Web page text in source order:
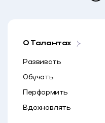
О Талантах
Развивать
Обучать
Перформить
Вдохновлять